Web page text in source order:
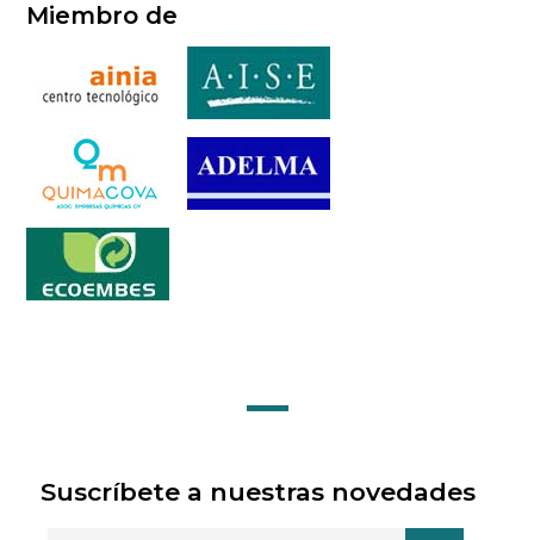
Miembro de
Suscríbete a nuestras novedades